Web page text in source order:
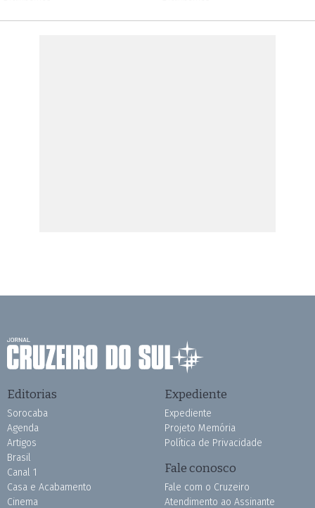
Editorias
Sorocaba
Agenda
Artigos
Brasil
Canal 1
Casa e Acabamento
Cinema
Expediente
Expediente
Projeto Memória
Política de Privacidade
Fale conosco
Fale com o Cruzeiro
Atendimento ao Assinante